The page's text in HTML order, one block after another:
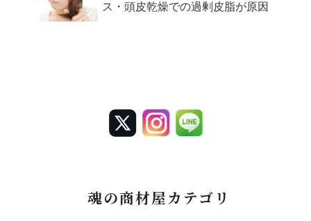
ス・頭皮乾燥での過剰皮脂が原因
魂の商材屋カテゴリ